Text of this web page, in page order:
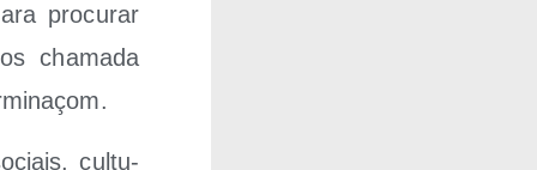
pro­cu­rar
cha­ma­da
cul­tu­